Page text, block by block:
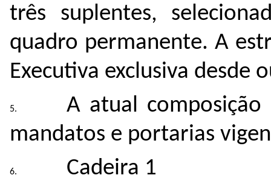
três suplentes,
quadro permanente. A
Executiva exclusiva desde
A atual composição
mandatos e portarias
Cadeira 1